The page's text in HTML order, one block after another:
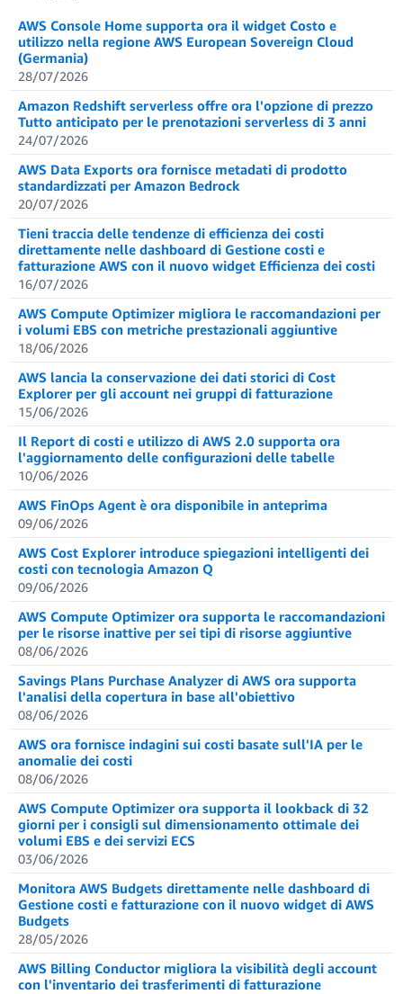
AWS Console Home supporta ora il widget Costo e
utilizzo nella regione AWS European Sovereign Cloud
(Germania)
28/07/2026
Amazon Redshift serverless offre ora l'opzione di prezzo
Tutto anticipato per le prenotazioni serverless di 3 anni
24/07/2026
AWS Data Exports ora fornisce metadati di prodotto
standardizzati per Amazon Bedrock
20/07/2026
Tieni traccia delle tendenze di efficienza dei costi
direttamente nelle dashboard di Gestione costi e
fatturazione AWS con il nuovo widget Efficienza dei costi
16/07/2026
AWS Compute Optimizer migliora le raccomandazioni per
i volumi EBS con metriche prestazionali aggiuntive
18/06/2026
AWS lancia la conservazione dei dati storici di Cost
Explorer per gli account nei gruppi di fatturazione
15/06/2026
Il Report di costi e utilizzo di AWS 2.0 supporta ora
l'aggiornamento delle configurazioni delle tabelle
10/06/2026
AWS FinOps Agent è ora disponibile in anteprima
09/06/2026
AWS Cost Explorer introduce spiegazioni intelligenti dei
costi con tecnologia Amazon Q
09/06/2026
AWS Compute Optimizer ora supporta le raccomandazioni
per le risorse inattive per sei tipi di risorse aggiuntive
08/06/2026
Savings Plans Purchase Analyzer di AWS ora supporta
l'analisi della copertura in base all'obiettivo
08/06/2026
AWS ora fornisce indagini sui costi basate sull'IA per le
anomalie dei costi
08/06/2026
AWS Compute Optimizer ora supporta il lookback di 32
giorni per i consigli sul dimensionamento ottimale dei
volumi EBS e dei servizi ECS
03/06/2026
Monitora AWS Budgets direttamente nelle dashboard di
Gestione costi e fatturazione con il nuovo widget di AWS
Budgets
28/05/2026
AWS Billing Conductor migliora la visibilità degli account
con l'inventario dei trasferimenti di fatturazione